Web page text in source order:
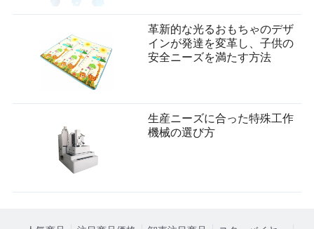
革新的な光るおもちゃのデザ
インが発達を変革し、子供の
安全ニーズを満たす方法
生産ニーズに合った特殊工作
機械の選び方